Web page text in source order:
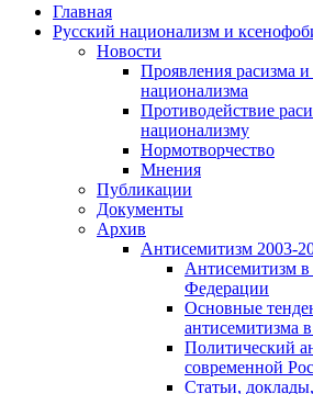
Главная
Русский национализм и
Новости
Проявления расизма и
национализма
Противодействие
национализму
Нормотворчество
Мнения
Публикации
Документы
Архив
Антисемитизм 2003-
Антисемитизм в
Федерации
Основные
антисемитизма
Политический
современной
Статьи,